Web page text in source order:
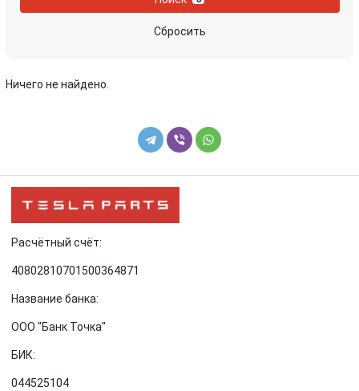
Сбросить
Ничего не найдено.
Расчётный счёт:
40802810701500364871
Название банка:
ООО "Банк Точка"
БИК:
044525104